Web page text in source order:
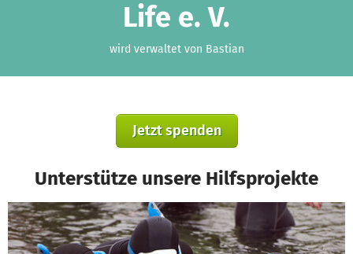
Life e. V.
wird verwaltet von Bastian
Jetzt spenden
Unterstütze unsere Hilfsprojekte